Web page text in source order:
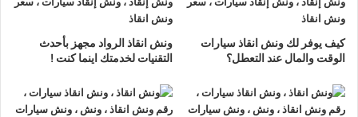
سيارات 01063144040
–
01093018585
–
01120018852
اقرب ونش انقاذ
اقصي.
تليفونونش انقاذ سياراتفي جسر السويس
كيف يوفر لك ونش انقاذ سيارات
الوقت والمال عند التعطل؟
ونش انقاذ الرواد مجهز بأحدث
التقنيات لخدمتك اينما كنت !